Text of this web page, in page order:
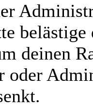
deinen
oder